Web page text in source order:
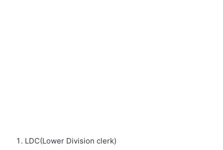
LDC(Lower Division clerk)